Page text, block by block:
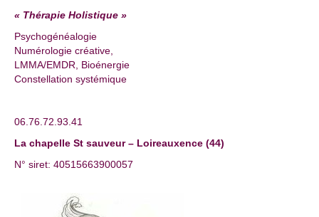
« Thérapie Holistique »
Psychogénéalogie
Numérologie créative,
LMMA/EMDR, Bioénergie
Constellation systémique
06.76.72.93.41
La chapelle St sauveur – Loireauxence (44)
N° siret: 40515663900057